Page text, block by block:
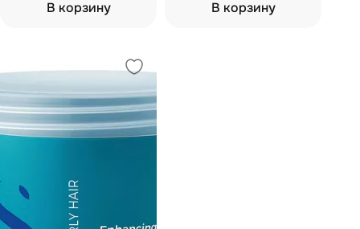
В корзину В корзину